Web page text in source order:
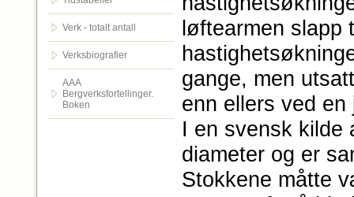
Verk - totalt antall
Verksbiografier
AAA
Bergverksfortellinger.
Boken
løftearmen
gange, men
enn ellers ved
I en svensk kilde
diameter og er
Stokkene måtte